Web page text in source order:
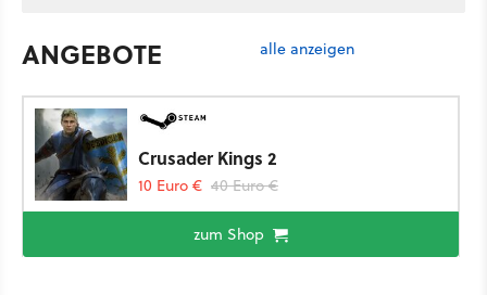
ANGEBOTE alle anzeigen
Crusader Kings 2
10 Euro € 40 Euro €
zum Shop